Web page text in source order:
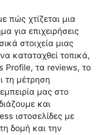
πώς χτίζεται μια
για επιχειρήσεις
στοιχεία μιας
καταταχθεί τοπικά,
Profile, τα reviews, το
τη μέτρηση
μας στο
και
ιστοσελίδες με
δομή και την